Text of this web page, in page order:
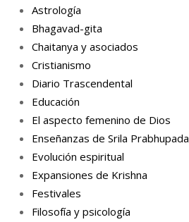
Astrología
Bhagavad-gita
Chaitanya y asociados
Cristianismo
Diario Trascendental
Educación
El aspecto femenino de Dios
Enseñanzas de Srila Prabhupada
Evolución espiritual
Expansiones de Krishna
Festivales
Filosofía y psicología